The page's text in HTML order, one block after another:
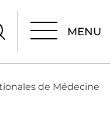
MENU
de Médecine